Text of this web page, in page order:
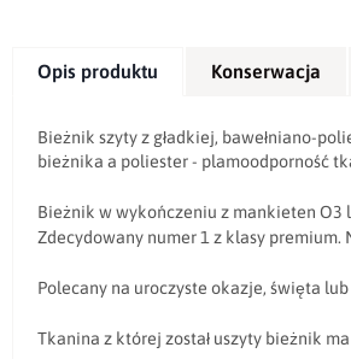
Opis produktu Konserwacja
Bieżnik szyty z gładkiej, bawełniano-
bieżnika a poliester - plamoodporność
Bieżnik w wykończeniu z mankieten O3
Zdecydowany numer 1 z klasy
Polecany na uroczyste okazje, święta
Tkanina z której został uszyty bieżnik